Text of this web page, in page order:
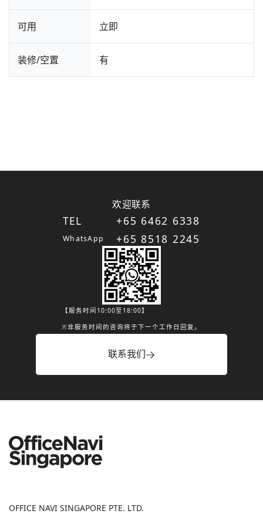
可用 立即
装修/空置 有
欢迎联系
TEL
WhatsApp
+65 6462 6338
+65 8518 2245
【服务时间10:00至18:00】
※非服务时间的咨询将于下一个工作日回复。
联系我们
OFFICE NAVI SINGAPORE PTE. LTD.